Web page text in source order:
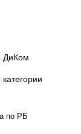
ДиКом
по РБ